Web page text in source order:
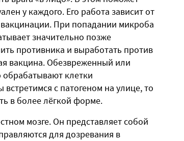
у каждого. Его работа зависит от
При попадании микроба
значительно позже
противника и выработать против
вакцина. Обезвреженный или
обрабатывают клетки
с патогеном на улице, то
в более лёгкой форме.
мозге. Он представляет собой
для дозревания в